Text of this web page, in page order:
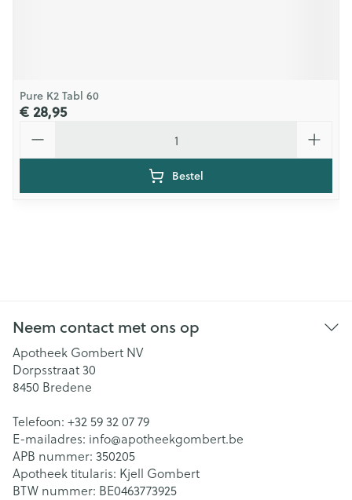
Pure K2 Tabl 60
€ 28,95
Bestel
Neem contact met ons op
Apotheek Gombert NV
Dorpsstraat 30
8450 Bredene
Telefoon: +32 59 32 07 79
E-mailadres: info@apotheekgombert.be
APB nummer: 350205
Apotheek titularis: Kjell Gombert
BTW nummer: BE0463773925